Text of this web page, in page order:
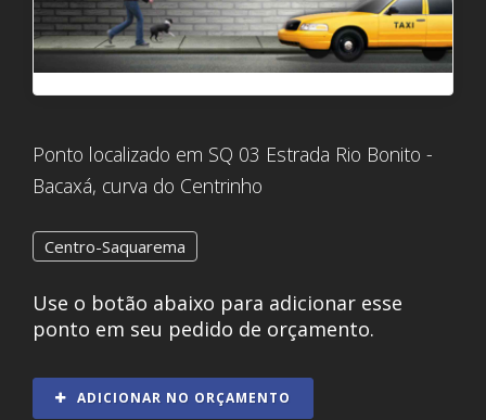
Ponto localizado em SQ 03 Estrada Rio Bonito -
Bacaxá, curva do Centrinho
Centro-Saquarema
Use o botão abaixo para adicionar esse
ponto em seu pedido de orçamento.
ADICIONAR NO ORÇAMENTO